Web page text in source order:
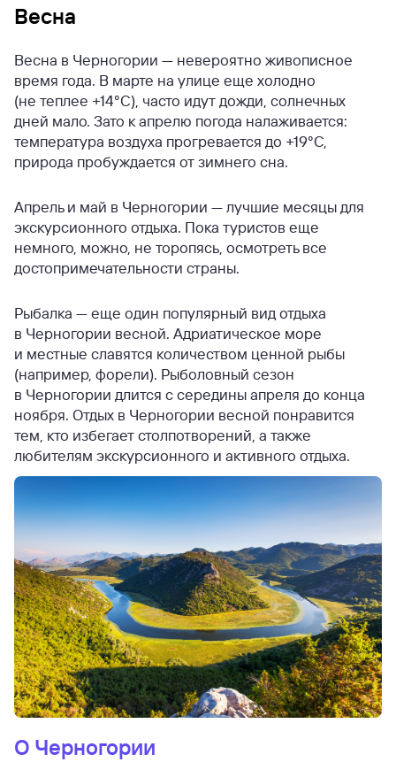
Весна
Весна в Черногории — невероятно живописное
время года. В марте на улице еще холодно
(не теплее +14°C), часто идут дожди, солнечных
дней мало. Зато к апрелю погода налаживается:
температура воздуха прогревается до +19°C,
природа пробуждается от зимнего сна.
Апрель и май в Черногории — лучшие месяцы для
экскурсионного отдыха. Пока туристов еще
немного, можно, не торопясь, осмотреть все
достопримечательности страны.
Рыбалка — еще один популярный вид отдыха
в Черногории весной. Адриатическое море
и местные славятся количеством ценной рыбы
(например, форели). Рыболовный сезон
в Черногории длится с середины апреля до конца
ноября. Отдых в Черногории весной понравится
тем, кто избегает столпотворений, а также
любителям экскурсионного и активного отдыха.
О Черногории